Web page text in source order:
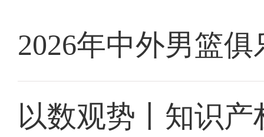
2026年中外男篮
以数观势丨知识